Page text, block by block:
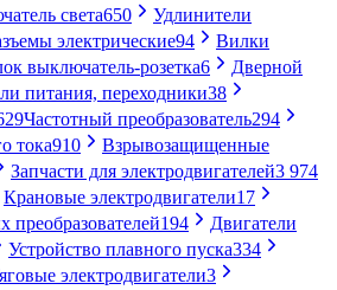
света650
Удлинители
электрические94
Вилки
выключатель-розетка6
Дверной
питания, переходники38
Частотный преобразователь294
тока910
Взрывозащищенные
Запчасти для электродвигателей3 974
Крановые электродвигатели17
преобразователей194
Двигатели
Устройство плавного пуска334
электродвигатели3